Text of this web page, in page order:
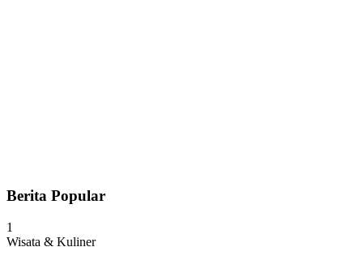
Berita Popular
1
Wisata & Kuliner